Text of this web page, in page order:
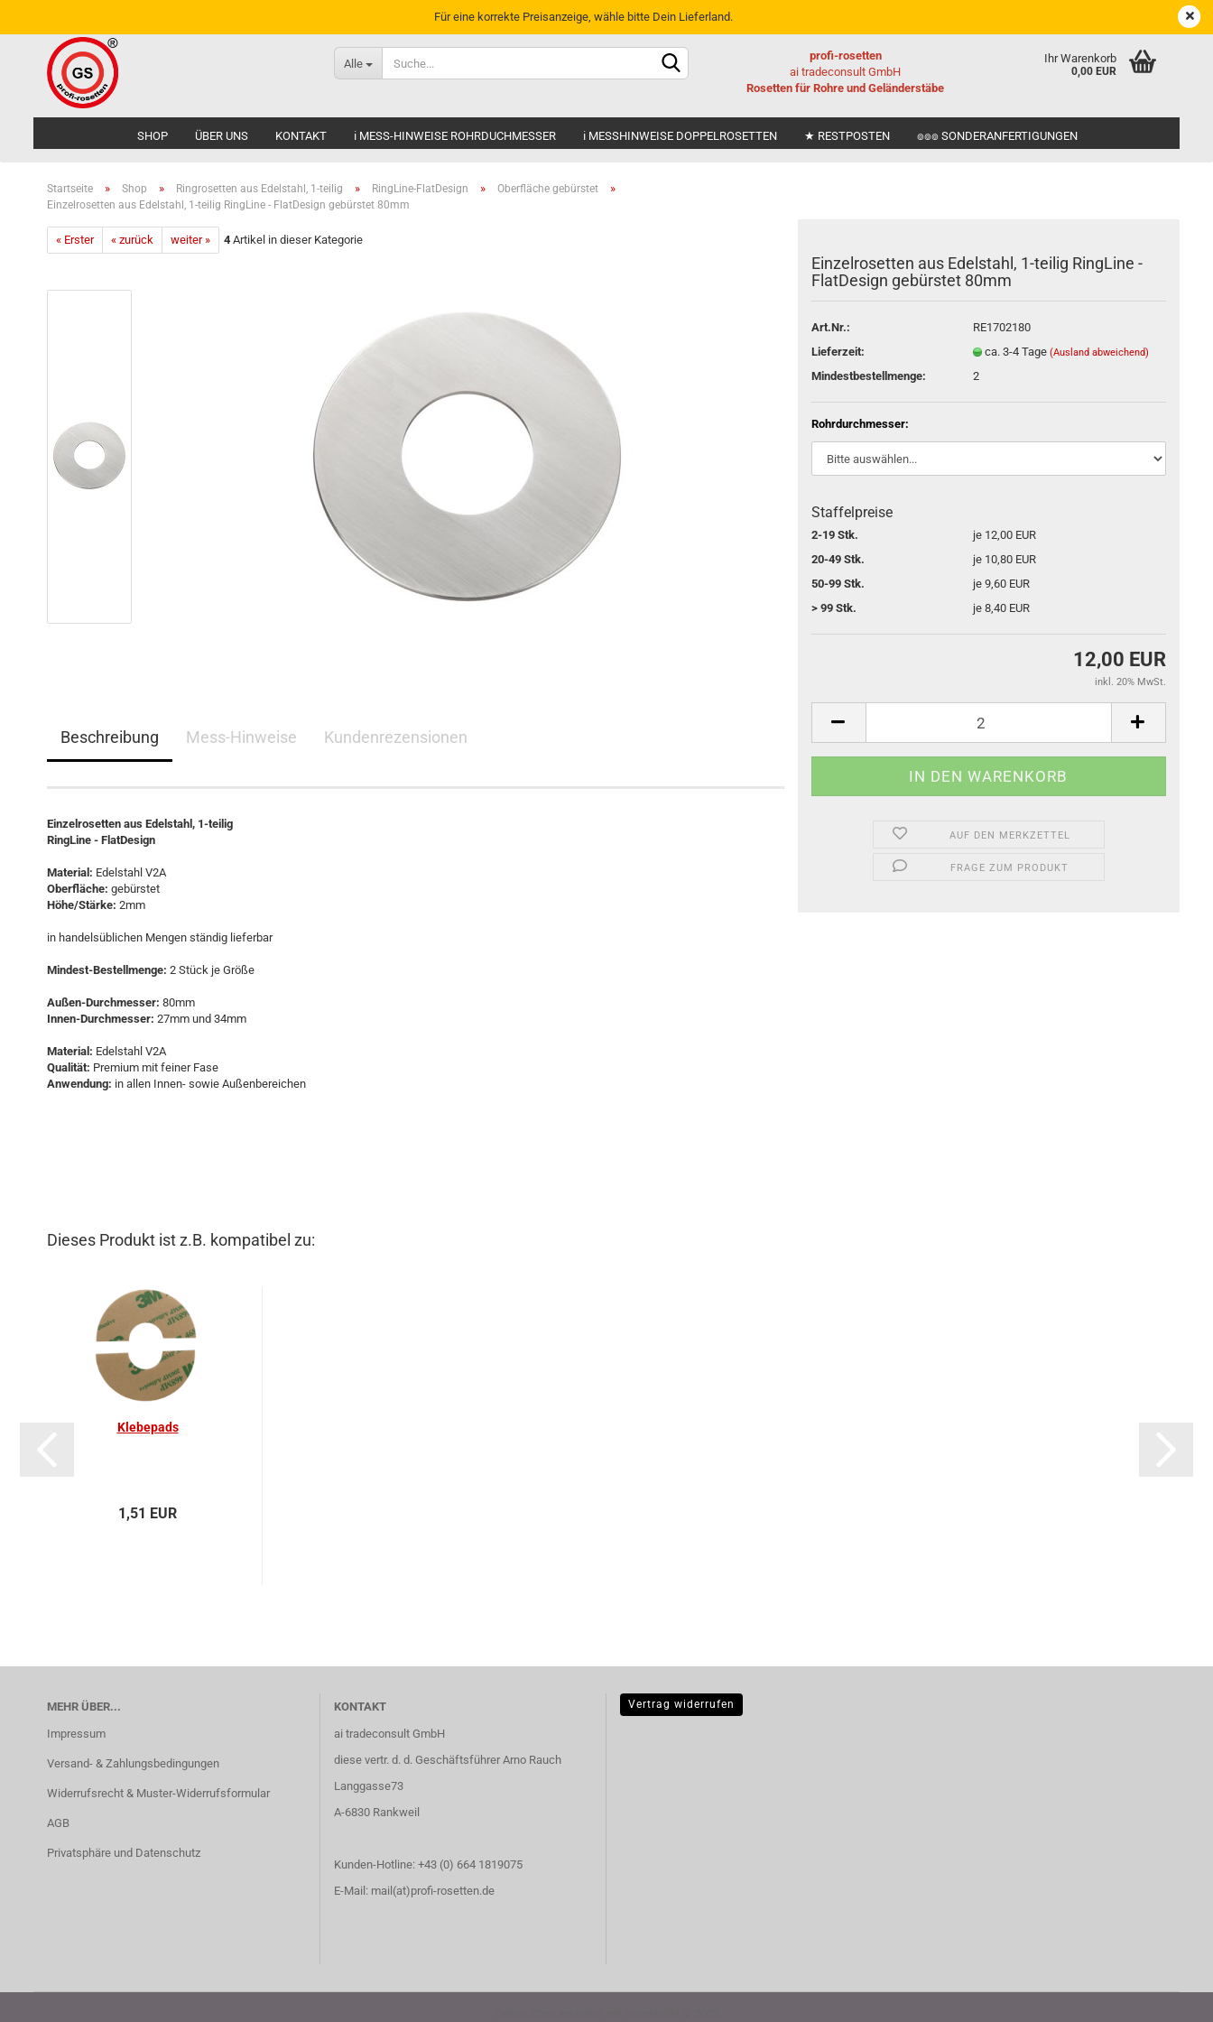
Sprache auswählen
Konto erstellen
Passwort vergessen?
Alle
profi-rosetten
ai tradeconsult GmbH
Rosetten für Rohre und Geländerstäbe
Ihr Warenkorb
0,00 EUR
Für eine korrekte Preisanzeige, wähle bitte Dein Lieferland.
SHOP ÜBER UNS KONTAKT ℹ MESS-HINWEISE ROHRDUCHMESSER ℹ MESSHINWEISE DOPPELROSETTEN ★ RESTPOSTEN ๏๏๏ SONDERANFERTIGUNGEN
Startseite » Shop » Ringrosetten aus Edelstahl, 1-teilig » RingLine-FlatDesign » Oberfläche gebürstet »
Einzelrosetten aus Edelstahl, 1-teilig RingLine - FlatDesign gebürstet 80mm
« Erster « zurück weiter » 4 Artikel in dieser Kategorie
Ein­zel­ro­set­ten aus Edel­stahl, 1-​teilig Ring­Li­ne -
Flat­De­sign ge­bürs­tet 80mm
Art.Nr.:
RE1702180
Lieferzeit:
ca. 3-4 Tage (Ausland abweichend)
Mindestbestellmenge: 2
Rohrdurchmesser:
Staffelpreise
2-19 Stk.
je 12,00 EUR
20-49 Stk.
je 10,80 EUR
50-99 Stk.
je 9,60 EUR
> 99 Stk.
je 8,40 EUR
12,00 EUR
inkl. 20% MwSt.
AUF DEN MERKZETTEL
FRAGE ZUM PRODUKT
Beschreibung Mess-Hinweise Kundenrezensionen
Einzelrosetten aus Edelstahl, 1-teilig
RingLine - FlatDesign
Material: Edelstahl V2A
Oberfläche: gebürstet
Höhe/Stärke: 2mm
in handelsüblichen Mengen ständig lieferbar
Mindest-Bestellmenge: 2 Stück je Größe
Außen-Durchmesser: 80mm
Innen-Durchmesser: 27mm und 34mm
Material: Edelstahl V2A
Qualität: Premium mit feiner Fase
Anwendung: in allen Innen- sowie Außenbereichen
Dieses Produkt ist z.B. kompatibel zu:
Kle­be­pads
1,51 EUR
MEHR ÜBER...
Impressum
Versand- & Zahlungsbedingungen
Widerrufsrecht & Muster-Widerrufsformular
AGB
Privatsphäre und Datenschutz
KONTAKT
ai tradeconsult GmbH
diese vertr. d. d. Geschäftsführer Arno Rauch
Langgasse73
A-6830 Rankweil
Kunden-Hotline: +43 (0) 664 1819075
E-Mail: mail(at)profi-rosetten.de
Vertrag widerrufen